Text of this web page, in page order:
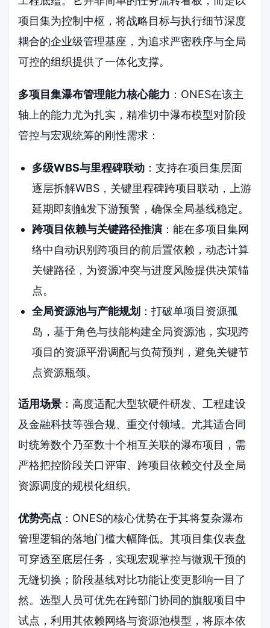
项目集为控制中枢，将战略目标与执行细节深度
耦合的企业级管理基座，为追求严密秩序与全局
可控的组织提供了一体化支撑。
多项目集瀑布管理能力核心能力 ：ONES在该主
轴上的能力尤为扎实，精准切中瀑布模型对阶段
管控与宏观统筹的刚性需求：
多级WBS与里程碑联动：支持在项目集层面
逐层拆解WBS，关键里程碑跨项目联动，上游
延期即刻触发下游预警，确保全局基线稳定。
跨项目依赖与关键路径推演：能在多项目集网
络中自动识别跨项目的前后置依赖，动态计算
关键路径，为资源冲突与进度风险提供决策锚
点。
全局资源池与产能规划 ：打破单项目资源孤
岛，基于角色与技能构建全局资源池，实现跨
项目的资源平滑调配与负荷预判，避免关键节
点资源瓶颈。
适用场景 ：高度适配大型软硬件研发、工程建设
及金融科技等强合规、重交付领域。尤其适合同
时统筹数个乃至数十个相互关联的瀑布项目，需
严格把控阶段关口评审、跨项目依赖交付及全局
资源调度的规模化组织。
优势亮点 ：ONES的核心优势在于其将复杂瀑布
管理逻辑的落地门槛大幅降低。其项目集仪表盘
可穿透至底层任务，实现宏观掌控与微观干预的
无缝切换；阶段基线对比功能让变更影响一目了
然。选型人员可优先在跨部门协同的旗舰项目中
试点，利用其依赖网络与资源池模型，将原本依